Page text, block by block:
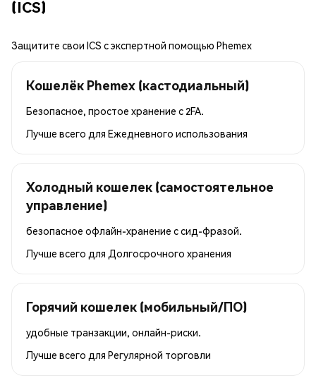
(ICS)
Защитите свои ICS с экспертной помощью Phemex
Кошелёк Phemex (кастодиальный)
Безопасное, простое хранение с 2FA.
Лучше всего для Ежедневного использования
Холодный кошелек (самостоятельное
управление)
безопасное офлайн-хранение с сид-фразой.
Лучше всего для Долгосрочного хранения
Горячий кошелек (мобильный/ПО)
удобные транзакции, онлайн-риски.
Лучше всего для Регулярной торговли